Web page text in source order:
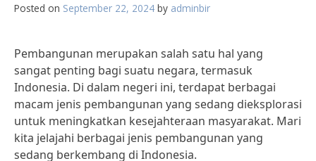
Posted on September 22, 2024 by adminbir
Pembangunan merupakan salah satu hal yang
sangat penting bagi suatu negara, termasuk
Indonesia. Di dalam negeri ini, terdapat berbagai
macam jenis pembangunan yang sedang dieksplorasi
untuk meningkatkan kesejahteraan masyarakat. Mari
kita jelajahi berbagai jenis pembangunan yang
sedang berkembang di Indonesia.